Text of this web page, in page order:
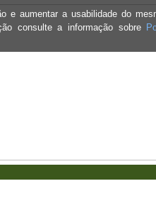
e aumentar a usabilidade do
consulte a informação sobre